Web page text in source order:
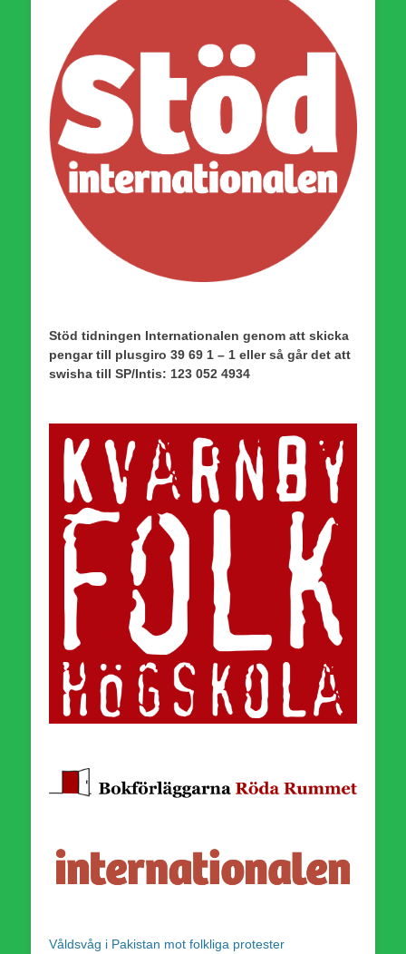
Stöd tidningen Internationalen genom att skicka
pengar till plusgiro 39 69 1 – 1 eller så går det att
swisha till SP/Intis: 123 052 4934
Våldsvåg i Pakistan mot folkliga protester